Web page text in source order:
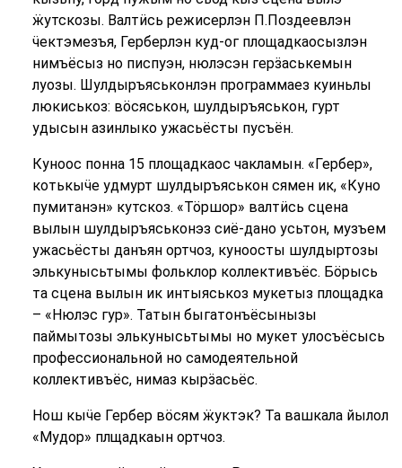
ӝутскозы. Валтӥсь режисерлэн П.Поздеевлэн
ӵектэмезъя, Герберлэн куд-ог площадкаосызлэн
нимъёсыз но писпуэн, нюлэсэн герӟаськемын
луозы. Шулдыръяськонлэн программаез куиньлы
люкиськоз: вӧсяськон, шулдыръяськон, гурт
удысын азинлыко ужасьёсты пусъён.
Куноос понна 15 площадкаос чакламын. «Гербер»,
котькыӵе удмурт шулдыръяськон сямен ик, «Куно
пумитанэн» кутскоз. «Тӧршор» валтӥсь сцена
вылын шулдыръяськонэз сиё-дано усьтон, музъем
ужасьёсты данъян ортчоз, куноосты шулдыртозы
элькунысьтымы фольклор коллективъёс. Бӧрысь
та сцена вылын ик интыяськоз мукетыз площадка
– «Нюлэс гур». Татын быгатонъёсынызы
паймытозы элькунысьтымы но мукет улосъёсысь
профессиональной но самодеятельной
коллективъёс, нимаз кырӟасьёс.
Нош кыӵе Гербер вӧсям ӝуктэк? Та вашкала йылол
«Мудор» плщадкаын ортчоз.